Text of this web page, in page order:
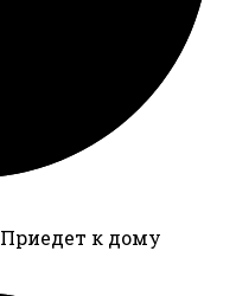
Приедет к дому